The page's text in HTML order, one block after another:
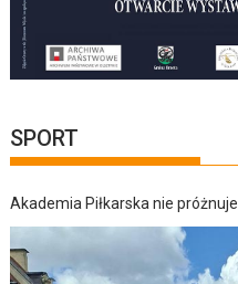
SPORT
Akademia Piłkarska nie próżnuje